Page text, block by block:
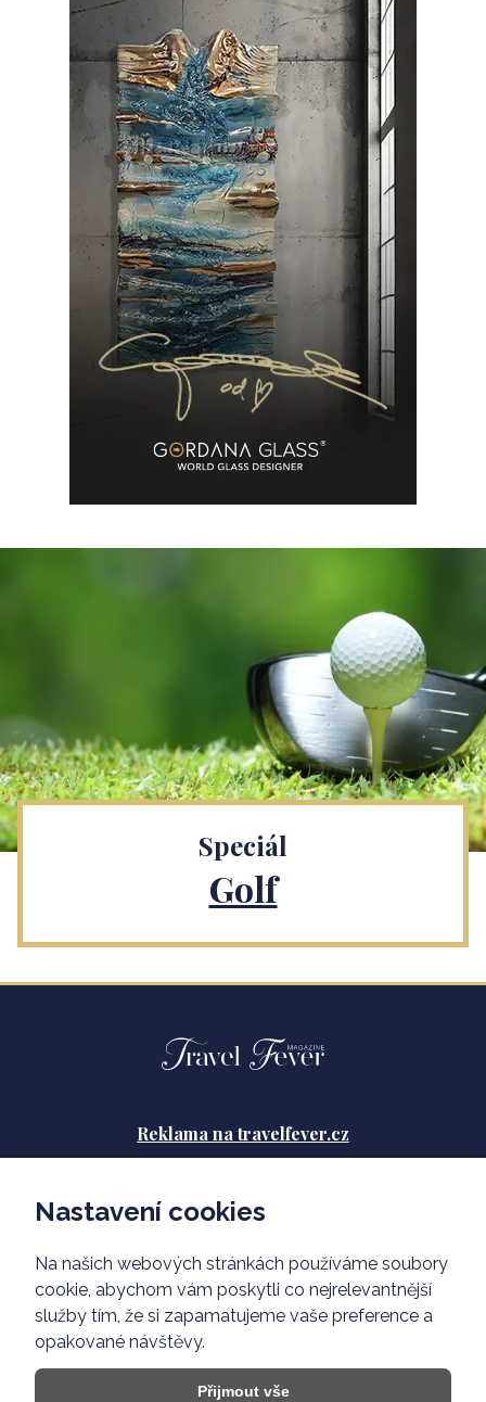
Speciál
Golf
Reklama na travelfever.cz
O nás
Nastavení cookies
Na našich webových stránkách používáme soubory
cookie, abychom vám poskytli co nejrelevantnější
služby tím, že si zapamatujeme vaše preference a
opakované návštěvy.
Přijmout vše